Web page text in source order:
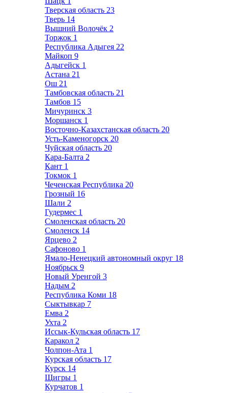
Тверская область 23
Тверь 14
Вышний Волочёк 2
Торжок 1
Республика Адыгея 22
Майкоп 9
Адыгейск 1
Астана 21
Ош 21
Тамбовская область 21
Тамбов 15
Мичуринск 3
Моршанск 1
Восточно-Казахстанская область 20
Усть-Каменогорск 20
Чуйская область 20
Кара-Балта 2
Кант 1
Токмок 1
Чеченская Республика 20
Грозный 16
Шали 2
Гудермес 1
Смоленская область 20
Смоленск 14
Ярцево 2
Сафоново 1
Ямало-Ненецкий автономный округ 18
Ноябрьск 9
Новый Уренгой 3
Надым 2
Республика Коми 18
Сыктывкар 7
Емва 2
Ухта 2
Иссык-Кульская область 17
Каракол 2
Чолпон-Ата 1
Курская область 17
Курск 14
Щигры 1
Курчатов 1